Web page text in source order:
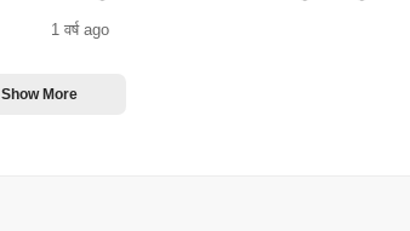
1 वर्ष ago
Show More